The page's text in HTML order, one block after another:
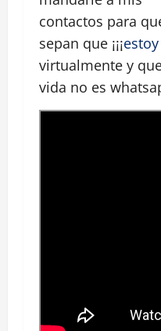
contactos para
sepan que ¡¡¡estoy
virtualmente y
vida no es